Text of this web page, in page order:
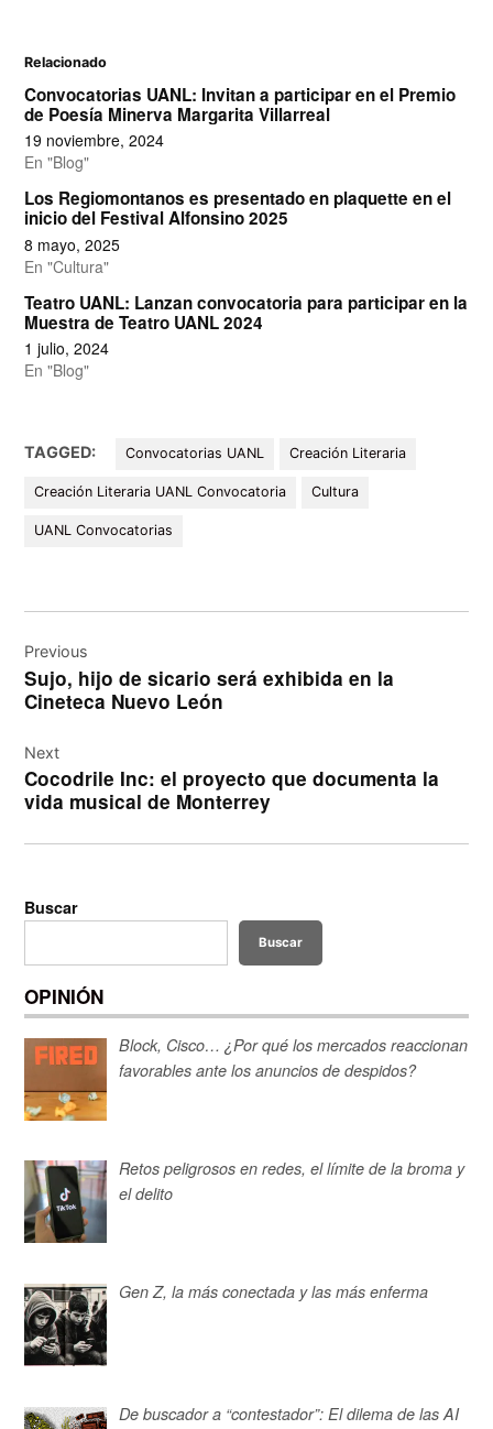
Relacionado
Convocatorias UANL: Invitan a participar en el Premio
de Poesía Minerva Margarita Villarreal
19 noviembre, 2024
En "Blog"
Los Regiomontanos es presentado en plaquette en el
inicio del Festival Alfonsino 2025
8 mayo, 2025
En "Cultura"
Teatro UANL: Lanzan convocatoria para participar en la
Muestra de Teatro UANL 2024
1 julio, 2024
En "Blog"
TAGGED: Convocatorias UANL Creación Literaria
Creación Literaria UANL Convocatoria Cultura
UANL Convocatorias
de
entradas
Previous
Sujo, hijo de sicario será exhibida en la
Cineteca Nuevo León
Next
Cocodrile Inc: el proyecto que documenta la
vida musical de Monterrey
Buscar
Buscar
OPINIÓN
Block, Cisco… ¿Por qué los mercados reaccionan
favorables ante los anuncios de despidos?
Retos peligrosos en redes, el límite de la broma y
el delito
Gen Z, la más conectada y las más enferma
De buscador a “contestador”: El dilema de las AI